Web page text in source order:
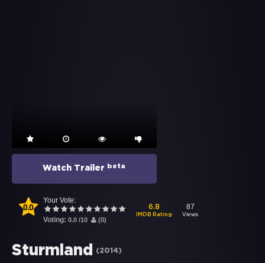
Watch Trailer beta
0.0
Your Vote:
Voting: 0.0 /10 (0)
6.8
IMDB Rating
87
Views
Sturmland (2014)